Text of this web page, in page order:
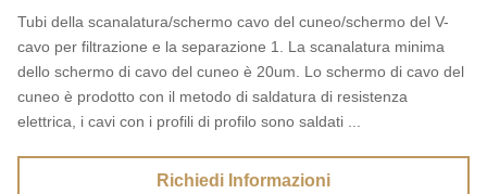
Tubi della scanalatura/schermo cavo del cuneo/schermo del V-
cavo per filtrazione e la separazione 1. La scanalatura minima
dello schermo di cavo del cuneo è 20um. Lo schermo di cavo del
cuneo è prodotto con il metodo di saldatura di resistenza
elettrica, i cavi con i profili di profilo sono saldati ...
Richiedi Informazioni